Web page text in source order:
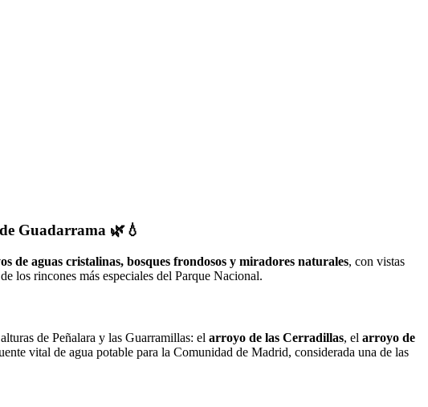
Guadarrama 🌿💧
de aguas cristalinas, bosques frondosos y miradores naturales, con vistas
los rincones más especiales del Parque Nacional.
de Peñalara y las Guarramillas: el arroyo de las Cerradillas, el arroyo de
vital de agua potable para la Comunidad de Madrid, considerada una de las